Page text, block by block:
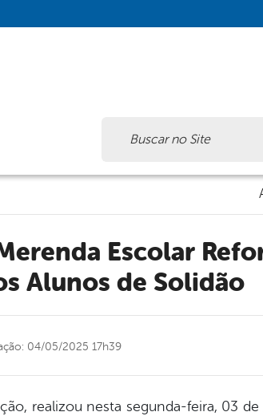
Alunos de Solidão
04/05/2025 17h39
, realizou nesta segunda-feira, 03 de